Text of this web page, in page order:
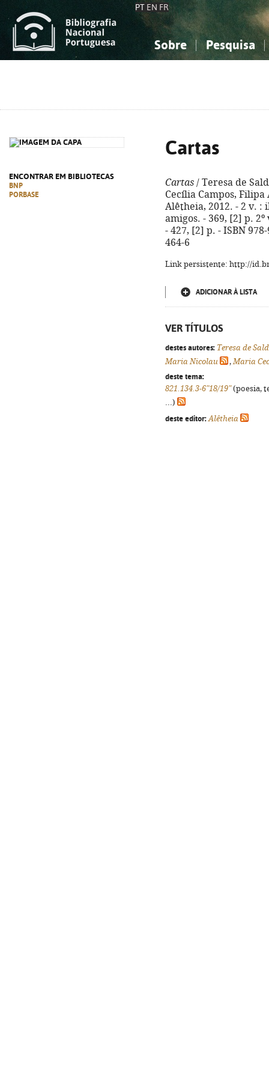
PT EN FR
Sobre Pesquisa
ENCONTRAR EM BIBLIOTECAS
BNP
PORBASE
Cartas
Cartas / Teresa de
Cecília Campos,
Alêtheia, 2012. - 2 v. :
amigos. - 369, [2] p.
- 427, [2] p. - ISBN
464-6
Link persistente: http://
ADICIONAR À LISTA
VER TÍTULOS
destes autores: Teresa de
Maria Nicolau
,Maria
deste tema:
821.134.3-6"18/19"(poesia,
...)
deste editor: Alêtheia